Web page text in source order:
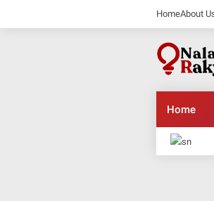
HomeAbout
Home